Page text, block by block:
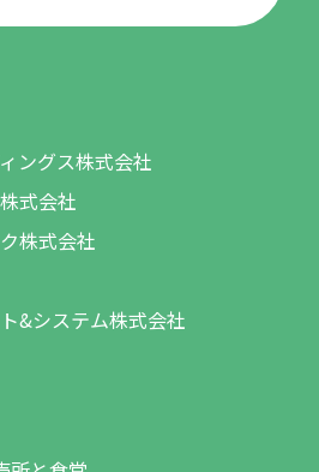
ングス株式会社
式会社
株式会社
&システム株式会社